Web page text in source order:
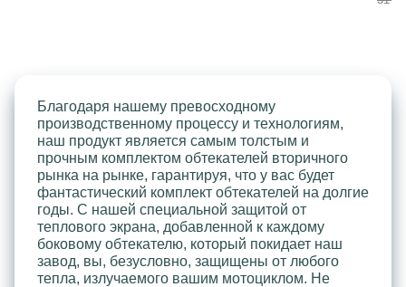
Благодаря нашему превосходному
производственному процессу и технологиям,
наш продукт является самым толстым и
прочным комплектом обтекателей вторичного
рынка на рынке, гарантируя, что у вас будет
фантастический комплект обтекателей на долгие
годы. С нашей специальной защитой от
теплового экрана, добавленной к каждому
боковому обтекателю, который покидает наш
завод, вы, безусловно, защищены от любого
тепла, излучаемого вашим мотоциклом. Не